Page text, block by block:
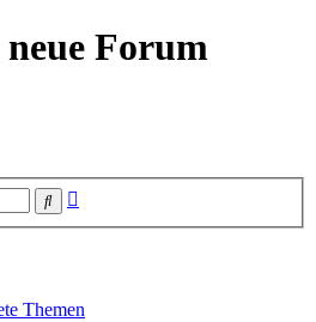
neue Forum
Suche
Themen